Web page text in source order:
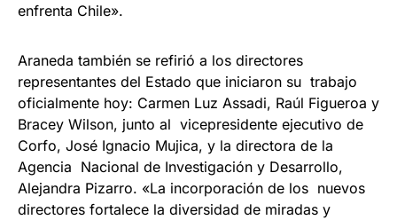
enfrenta Chile».
Araneda también se refirió a los directores
representantes del Estado que iniciaron su trabajo
oficialmente hoy: Carmen Luz Assadi, Raúl Figueroa y
Bracey Wilson, junto al vicepresidente ejecutivo de
Corfo, José Ignacio Mujica, y la directora de la
Agencia Nacional de Investigación y Desarrollo,
Alejandra Pizarro. «La incorporación de los nuevos
directores fortalece la diversidad de miradas y